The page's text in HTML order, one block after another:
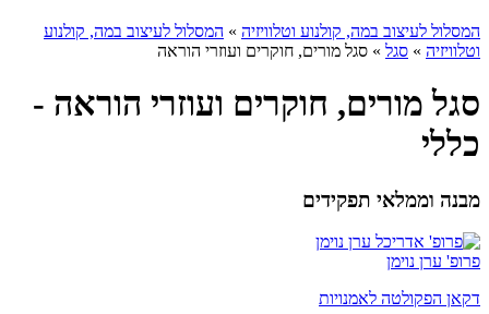
המסלול לעיצוב במה, קולנוע וטלוויזיה » המסלול לעיצוב במה, קולנוע
וטלוויזיה » סגל » סגל מורים, חוקרים ועוזרי הוראה
סגל מורים, חוקרים ועוזרי הוראה -
כללי
מבנה וממלאי תפקידים
פרופ' ערן נוימן
דקאן הפקולטה לאמנויות